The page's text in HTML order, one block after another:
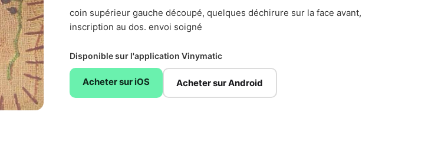
coin supérieur gauche découpé, quelques déchirure sur la face avant,
inscription au dos. envoi soigné
Disponible sur l'application Vinymatic
Acheter sur iOS Acheter sur Android